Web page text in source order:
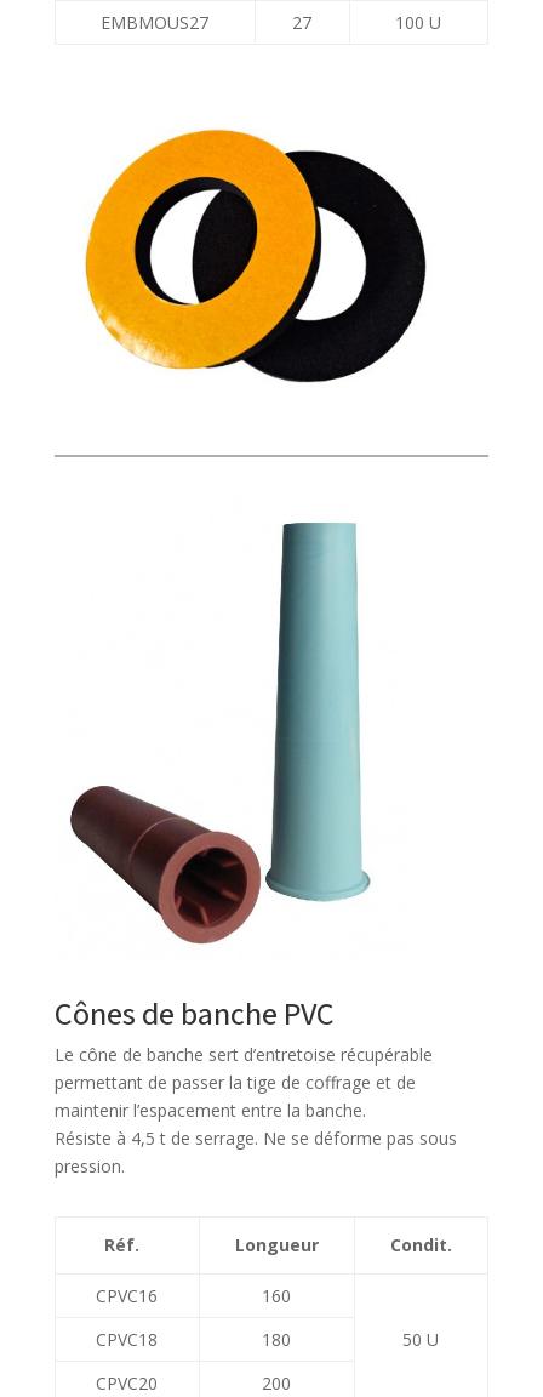
EMBMOUS27 27 100 U
Cônes de banche PVC
Le cône de banche sert d’entretoise récupérable
permettant de passer la tige de coffrage et de
maintenir l’espacement entre la banche.
Résiste à 4,5 t de serrage. Ne se déforme pas sous
pression.
Réf. Longueur Condit.
CPVC16
160
50 U
CPVC18
180
CPVC20
200